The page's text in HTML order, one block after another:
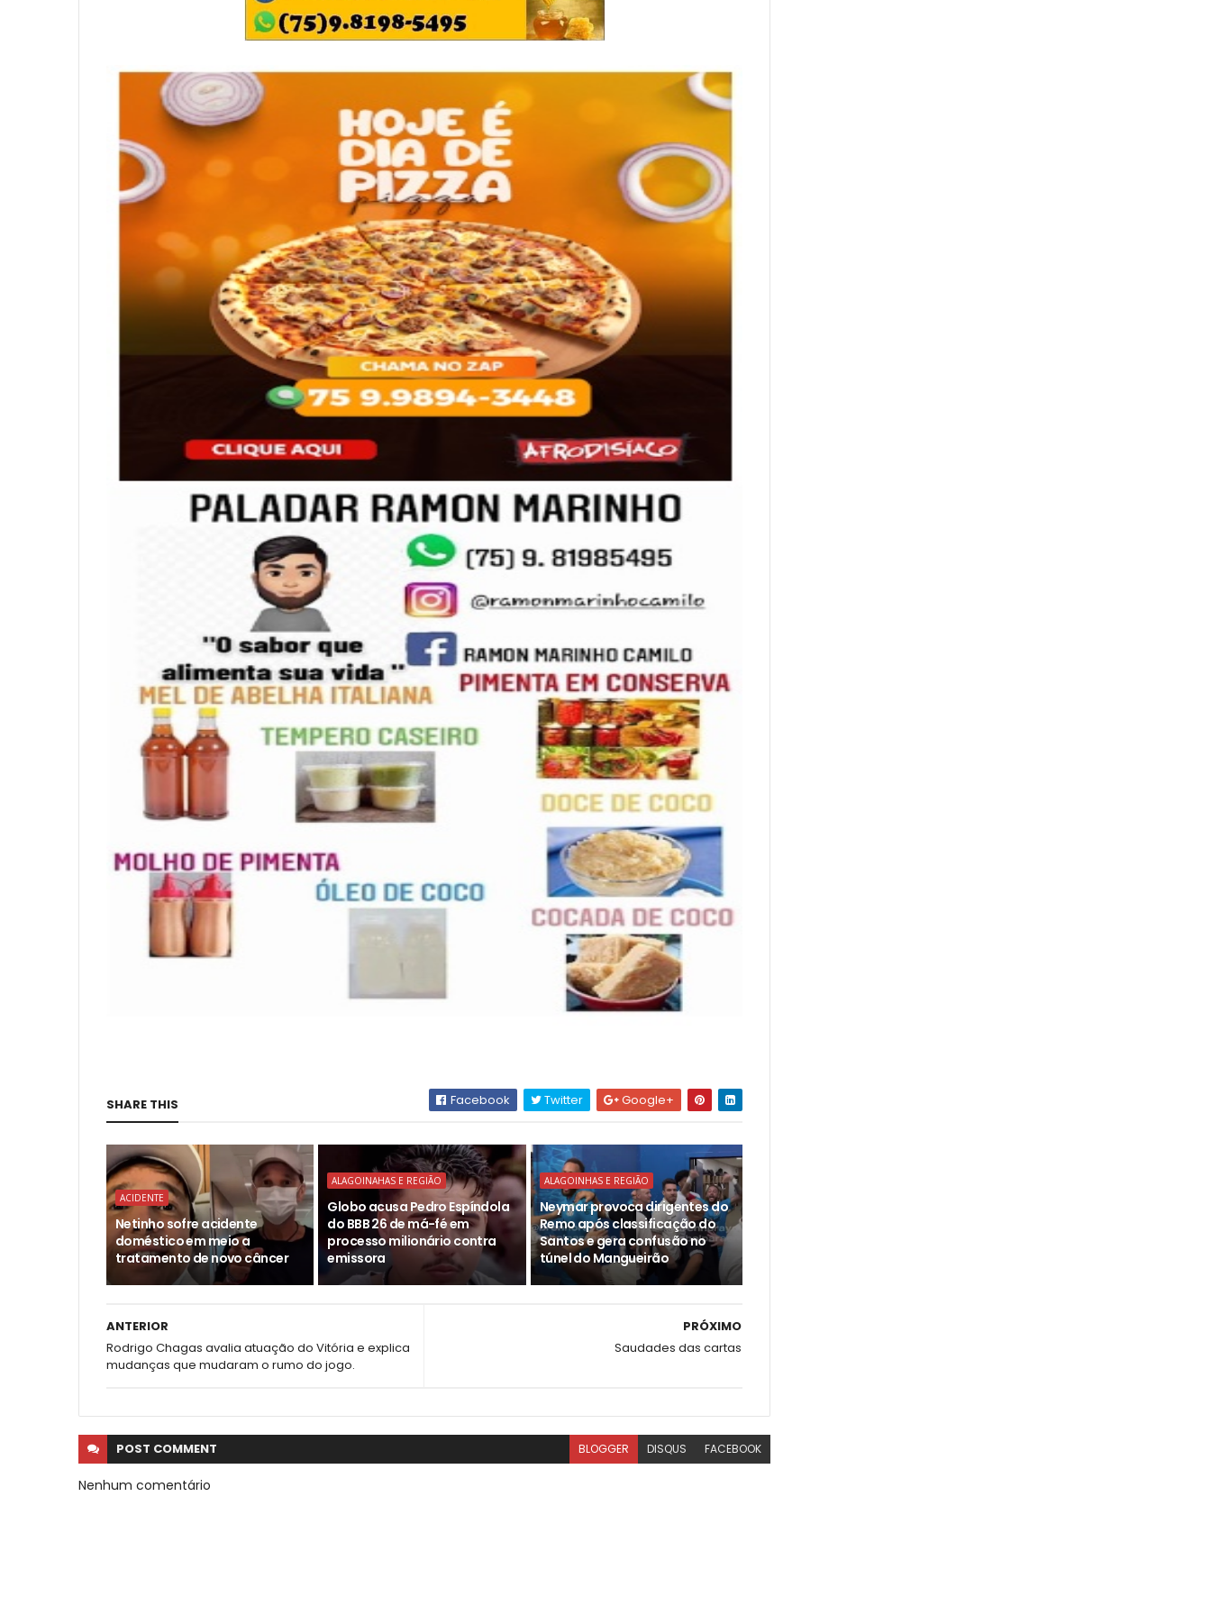
SHARE THIS Facebook Twitter Google+
ACIDENTE
Netinho sofre acidente
doméstico em meio a
tratamento de novo câncer
ALAGOINAHAS E REGIÃO
Globo acusa Pedro Espíndola
do BBB 26 de má-fé em
processo milionário contra
emissora
ALAGOINHAS E REGIÃO
Neymar provoca dirigentes do
Remo após classificação do
Santos e gera confusão no
túnel do Mangueirão
PRÓXIMO
Saudades das cartas
ANTERIOR
Rodrigo Chagas avalia atuação do Vitória e explica
mudanças que mudaram o rumo do jogo.
POST COMMENT BLOGGER DISQUS FACEBOOK
Nenhum comentário